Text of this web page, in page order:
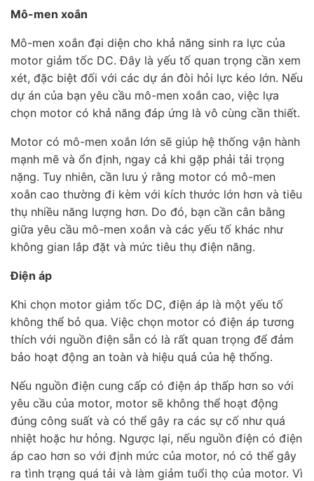
Mô-men xoắn
Mô-men xoắn đại diện cho khả năng sinh ra lực của
motor giảm tốc DC. Đây là yếu tố quan trọng cần xem
xét, đặc biệt đối với các dự án đòi hỏi lực kéo lớn. Nếu
dự án của bạn yêu cầu mô-men xoắn cao, việc lựa
chọn motor có khả năng đáp ứng là vô cùng cần thiết.
Motor có mô-men xoắn lớn sẽ giúp hệ thống vận hành
mạnh mẽ và ổn định, ngay cả khi gặp phải tải trọng
nặng. Tuy nhiên, cần lưu ý rằng motor có mô-men
xoắn cao thường đi kèm với kích thước lớn hơn và tiêu
thụ nhiều năng lượng hơn. Do đó, bạn cần cân bằng
giữa yêu cầu mô-men xoắn và các yếu tố khác như
không gian lắp đặt và mức tiêu thụ điện năng.
Điện áp
Khi chọn motor giảm tốc DC, điện áp là một yếu tố
không thể bỏ qua. Việc chọn motor có điện áp tương
thích với nguồn điện sẵn có là rất quan trọng để đảm
bảo hoạt động an toàn và hiệu quả của hệ thống.
Nếu nguồn điện cung cấp có điện áp thấp hơn so với
yêu cầu của motor, motor sẽ không thể hoạt động
đúng công suất và có thể gây ra các sự cố như quá
nhiệt hoặc hư hỏng. Ngược lại, nếu nguồn điện có điện
áp cao hơn so với định mức của motor, nó có thể gây
ra tình trạng quá tải và làm giảm tuổi thọ của motor. Vì